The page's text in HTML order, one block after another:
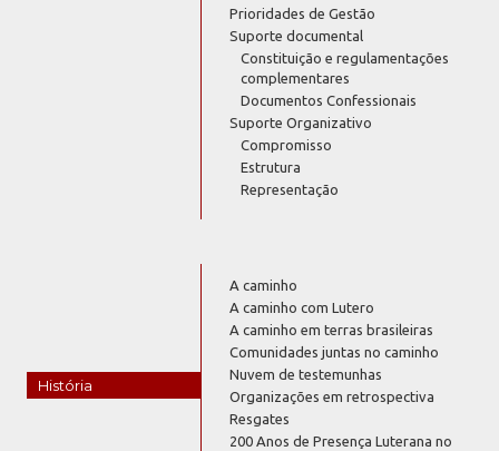
Prioridades de Gestão
Suporte documental
Constituição e regulamentações
complementares
Documentos Confessionais
Suporte Organizativo
Compromisso
Estrutura
Representação
História
A caminho
A caminho com Lutero
A caminho em terras brasileiras
Comunidades juntas no caminho
Nuvem de testemunhas
Organizações em retrospectiva
Resgates
200 Anos de Presença Luterana no